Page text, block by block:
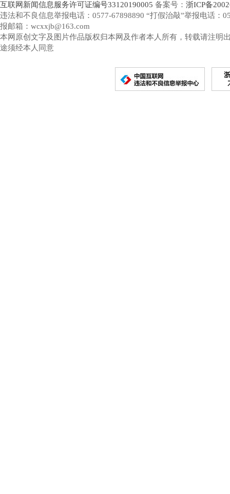
互联网新闻信息服务许可证编号33120190005 备案号： 浙ICP备
违法和不良信息举报电话：0577-67898890 “打假治敲”举报电话：
报邮箱：wcxxjb@163.com
本网原创文字及图片作品版权归本网及作者本人所有，转载请注明
途须经本人同意